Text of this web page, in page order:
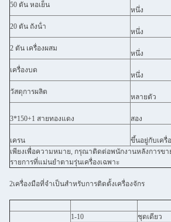
50 ตัน หอเย็น
หนึ่ง
20 ตัน ถังน้ํา
หนึ่ง
2 ตัน เครื่องผสม
หนึ่ง
เครื่องบด
หนึ่ง
วัสดุการผลิต
หลายตัว
3*150+1 สายทองแดง สอง
เครน
ขึ้นอยู่กับเครื่
เพียงเพื่อความหมาย, กรุณาติดต่อพนักงานหลังการขา
รายการที่แม่นยําตามรุ่นเครื่องเฉพาะ
2เครื่องมือที่จําเป็นสําหรับการติดตั้งเครื่องจักร
1-10
ชุดเดียว